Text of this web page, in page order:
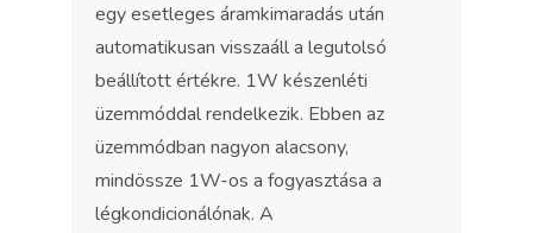
egy esetleges áramkimaradás után
automatikusan visszaáll a legutolsó
beállított értékre. 1W készenléti
üzemmóddal rendelkezik. Ebben az
üzemmódban nagyon alacsony,
mindössze 1W-os a fogyasztása a
légkondicionálónak. A